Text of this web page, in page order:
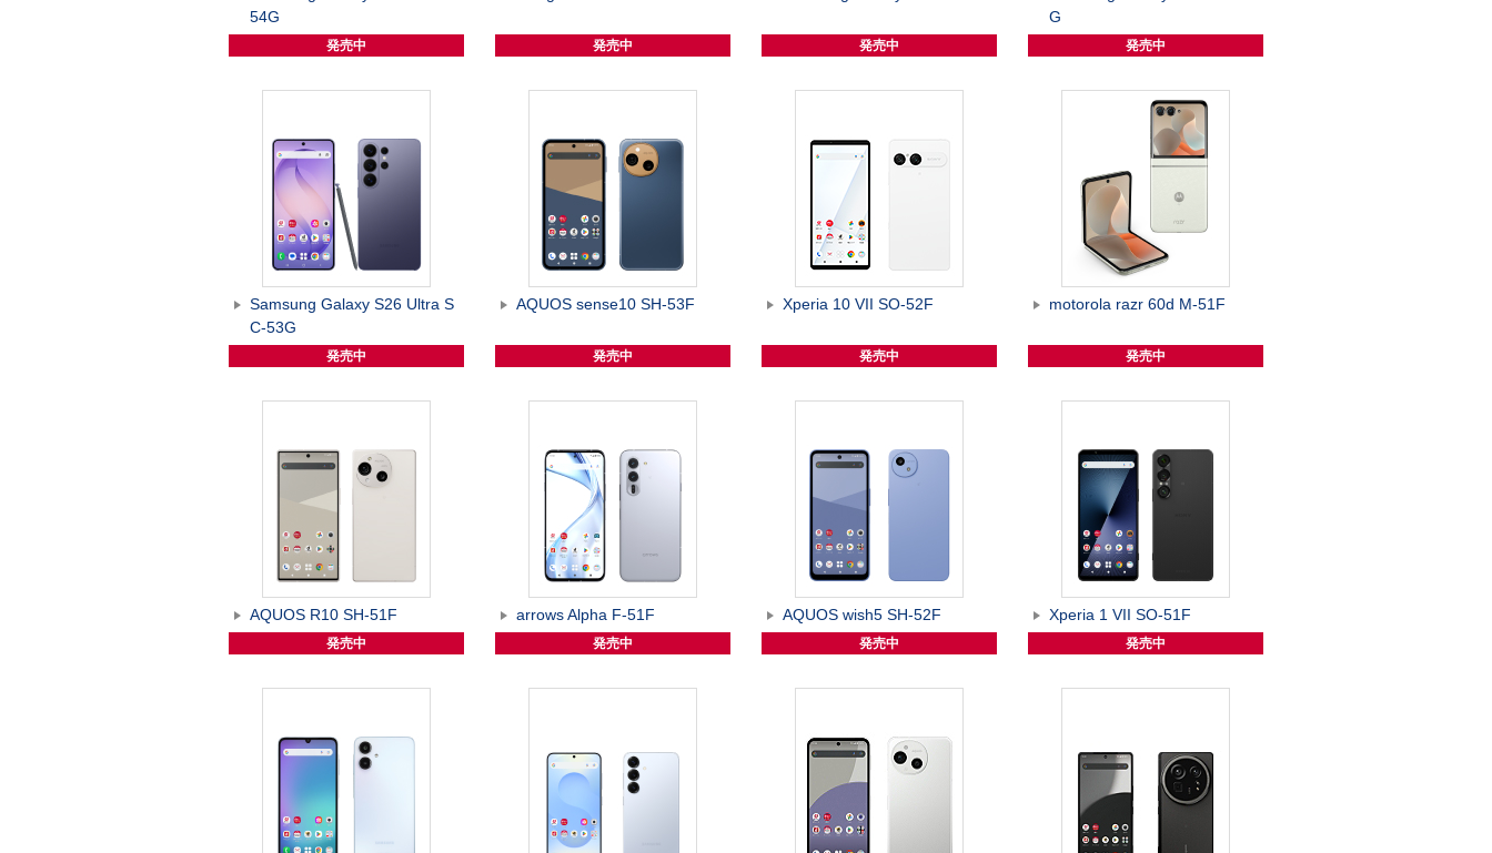
54G
発売中 発売中 発売中
G
発売中
Samsung Galaxy S26 Ultra S
C-53G
発売中
AQUOS sense10 SH-53F
発売中
Xperia 10 VII SO-52F
発売中
motorola razr 60d M-51F
発売中
AQUOS R10 SH-51F
発売中
arrows Alpha F-51F
発売中
AQUOS wish5 SH-52F
発売中
Xperia 1 VII SO-51F
発売中